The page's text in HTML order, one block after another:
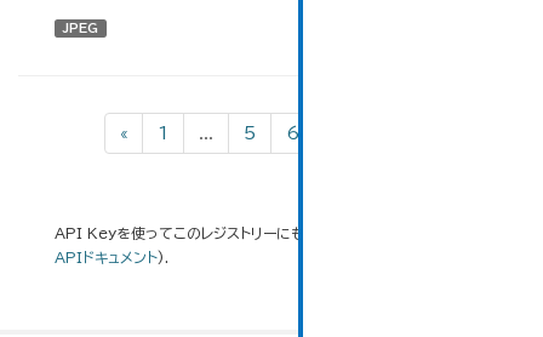
JPEG
« 1 ... 5 6
API Keyを使ってこのレジストリーにもアクセス可能です
APIドキュメント).